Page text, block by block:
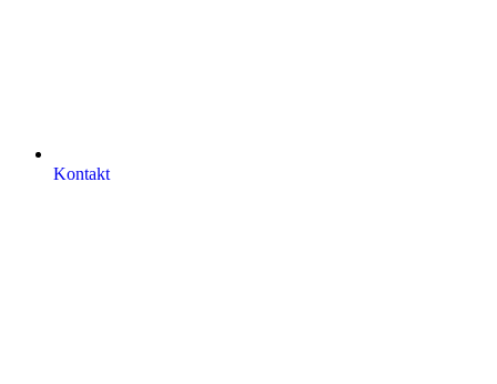
Kontakt